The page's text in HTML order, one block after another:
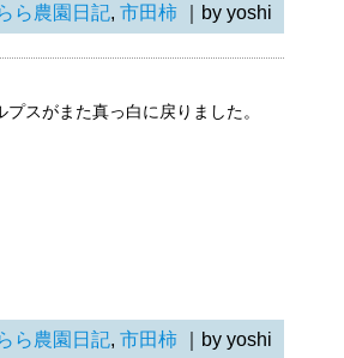
ら農園日記, 市田柿 ｜by yoshi
スがまた真っ白に戻りました。
ら農園日記, 市田柿 ｜by yoshi